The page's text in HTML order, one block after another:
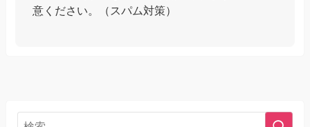
意ください。（スパム対策）